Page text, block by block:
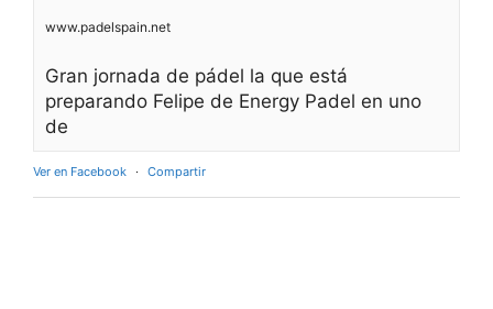
www.padelspain.net
Gran jornada de pádel la que está
preparando Felipe de Energy Padel en uno
de
Ver en Facebook · Compartir